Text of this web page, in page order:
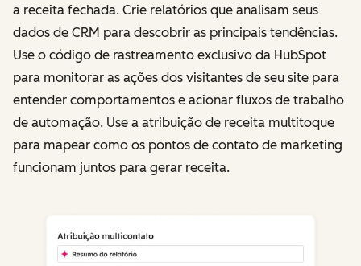
a receita fechada. Crie relatórios que analisam seus
dados de CRM para descobrir as principais tendências.
Use o código de rastreamento exclusivo da HubSpot
para monitorar as ações dos visitantes de seu site para
entender comportamentos e acionar fluxos de trabalho
de automação. Use a atribuição de receita multitoque
para mapear como os pontos de contato de marketing
funcionam juntos para gerar receita.